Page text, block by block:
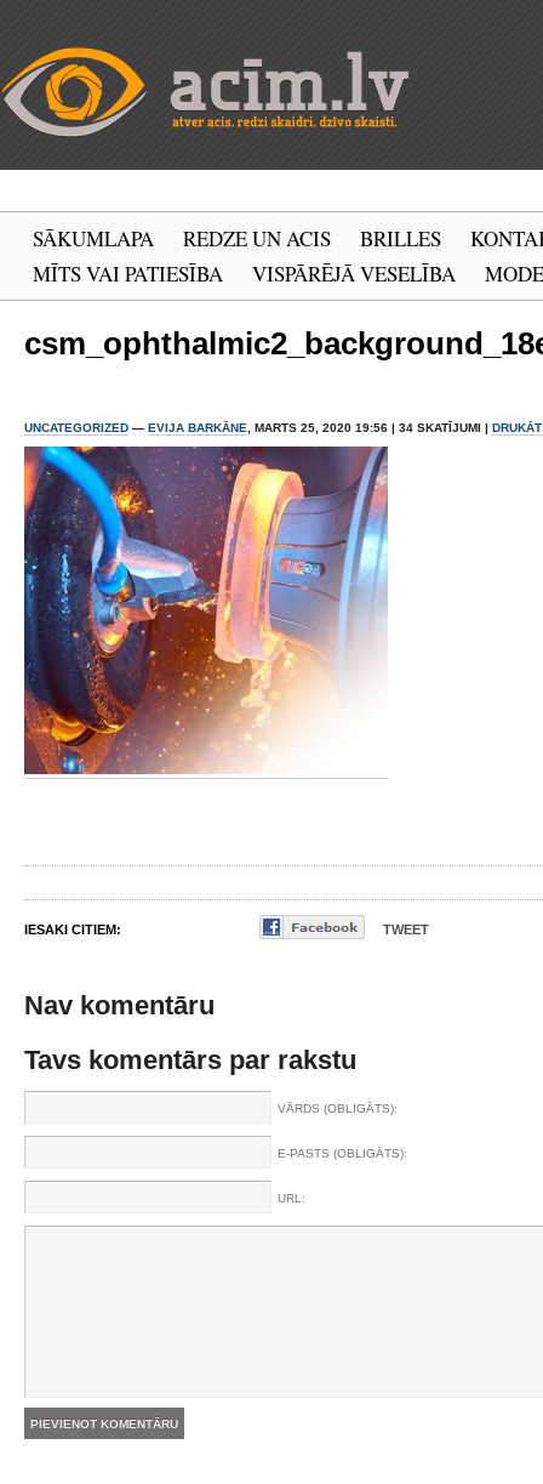
SĀKUMLAPA REDZE UN ACIS BRILLES
MĪTS VAI PATIESĪBA
VISPĀRĒJĀ VESELĪBA MODE
UNCATEGORIZED — EVIJA BARKĀNE , MARTS 25, 2020 19:56 | 34 SKATĪJUMI |
IESAKI CITIEM: TWEET
Nav komentāru
Tavs komentārs par rakstu
VĀRDS (OBLIGĀTS):
E-PASTS (OBLIGĀTS):
URL: